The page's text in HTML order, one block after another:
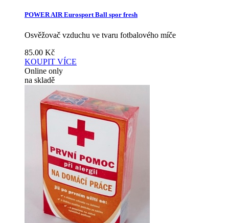
POWER AIR Eurosport Ball spor fresh
Osvěžovač vzduchu ve tvaru fotbalového míče
85.00 Kč
KOUPIT VÍCE
Online only
na skladě